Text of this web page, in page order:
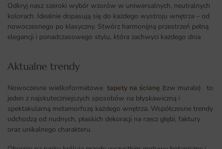
Odkryj nasz szeroki wybór wzorów w uniwersalnych, neutralnych
kolorach. Idealnie dopasują się do każdego wystroju wnętrza – od
nowoczesnego po klasyczny. Stwórz harmonijną przestrzeń pełną
elegancji i ponadczasowego stylu, która zachwyci każdego dnia
Aktualne trendy​
Nowoczesne wielkoformatowe tapety na ścianę (tzw murale) to
jeden z najskuteczniejszych sposobów na błyskawiczną i
spektakularną metamorfozę każdego wnętrza. Współczesne trendy
odchodzą od nudnych, płaskich dekoracji na rzecz głębi, faktury
oraz unikalnego charakteru.